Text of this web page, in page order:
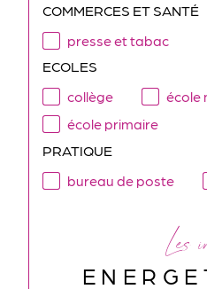
COMMERCES ET SANTÉ
presse et tabac
ECOLES
collège
école
école primaire
PRATIQUE
bureau de poste
Les